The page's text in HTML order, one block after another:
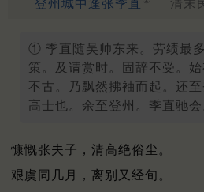
登州城中逢张季直 清末
① 季直随吴帅东来。劳绩最
策。及请赏时。固辞不受。
不古。乃飘然拂袖而起。还
高士也。余至登州。季直驰
慷慨张夫子，清高绝俗尘。
艰虞同几月，离别又经旬。